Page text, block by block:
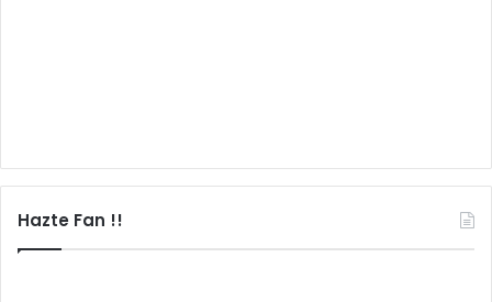
Hazte Fan !!